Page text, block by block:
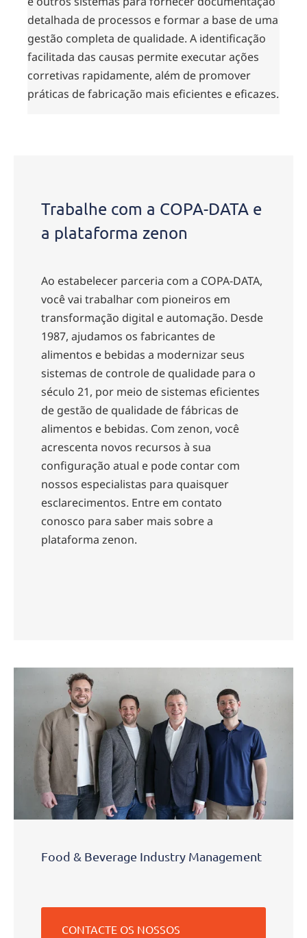
detalhada de processos e formar a base de uma
gestão completa de qualidade. A identificação
facilitada das causas permite executar ações
corretivas rapidamente, além de promover
práticas de fabricação mais eficientes e eficazes.
Trabalhe com a COPA-DATA e
a plataforma zenon
Ao estabelecer parceria com a COPA-DATA,
você vai trabalhar com pioneiros em
transformação digital e automação. Desde
1987, ajudamos os fabricantes de
alimentos e bebidas a modernizar seus
sistemas de controle de qualidade para o
século 21, por meio de sistemas eficientes
de gestão de qualidade de fábricas de
alimentos e bebidas. Com zenon, você
acrescenta novos recursos à sua
configuração atual e pode contar com
nossos especialistas para quaisquer
esclarecimentos. Entre em contato
conosco para saber mais sobre a
plataforma zenon.
Food & Beverage Industry Management
CONTACTE OS NOSSOS